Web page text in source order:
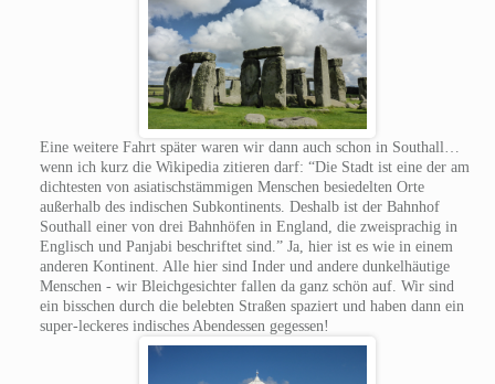
Eine weitere Fahrt später waren wir dann auch schon in Southall…
wenn ich kurz die Wikipedia zitieren darf: “Die Stadt ist eine der am
dichtesten von asiatischstämmigen Menschen besiedelten Orte
außerhalb des indischen Subkontinents. Deshalb ist der Bahnhof
Southall einer von drei Bahnhöfen in England, die zweisprachig in
Englisch und Panjabi beschriftet sind.” Ja, hier ist es wie in einem
anderen Kontinent. Alle hier sind Inder und andere dunkelhäutige
Menschen - wir Bleichgesichter fallen da ganz schön auf. Wir sind
ein bisschen durch die belebten Straßen spaziert und haben dann ein
super-leckeres indisches Abendessen gegessen!